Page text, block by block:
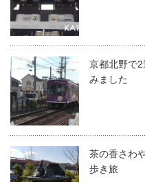
京都北野で
みました
茶の香さわ
歩き旅